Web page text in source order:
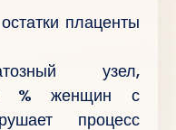
плаценты
узел,
% женщин с
процесс